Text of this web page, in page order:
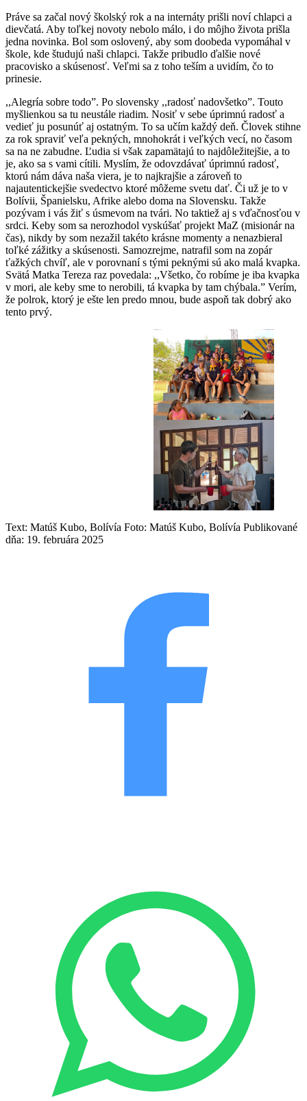
Práve sa začal nový školský rok a na internáty prišli noví chlapci a
dievčatá. Aby toľkej novoty nebolo málo, i do môjho života prišla
jedna novinka. Bol som oslovený, aby som doobeda vypomáhal v
škole, kde študujú naši chlapci. Takže pribudlo ďalšie nové
pracovisko a skúsenosť. Veľmi sa z toho teším a uvidím, čo to
prinesie.
,,Alegría sobre todo”. Po slovensky ,,radosť nadovšetko”. Touto
myšlienkou sa tu neustále riadim. Nosiť v sebe úprimnú radosť a
vedieť ju posunúť aj ostatným. To sa učím každý deň. Človek stihne
za rok spraviť veľa pekných, mnohokrát i veľkých vecí, no časom
sa na ne zabudne. Ľudia si však zapamätajú to najdôležitejšie, a to
je, ako sa s vami cítili. Myslím, že odovzdávať úprimnú radosť,
ktorú nám dáva naša viera, je to najkrajšie a zároveň to
najautentickejšie svedectvo ktoré môžeme svetu dať. Či už je to v
Bolívii, Španielsku, Afrike alebo doma na Slovensku. Takže
pozývam i vás žiť s úsmevom na tvári. No taktiež aj s vďačnosťou v
srdci. Keby som sa nerozhodol vyskúšať projekt MaZ (misionár na
čas), nikdy by som nezažil takéto krásne momenty a nenazbieral
toľké zážitky a skúsenosti. Samozrejme, natrafil som na zopár
ťažkých chvíľ, ale v porovnaní s tými peknými sú ako malá kvapka.
Svätá Matka Tereza raz povedala: ,,Všetko, čo robíme je iba kvapka
v mori, ale keby sme to nerobili, tá kvapka by tam chýbala.” Verím,
že polrok, ktorý je ešte len predo mnou, bude aspoň tak dobrý ako
tento prvý.
Text: Matúš Kubo, Bolívía Foto: Matúš Kubo, Bolívía Publikované
dňa: 19. februára 2025